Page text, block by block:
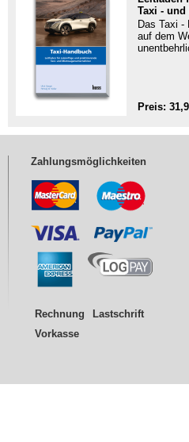
Taxi - und
Das Taxi -
auf dem
Preis:
Zahlungsmöglichkeiten
Rechnung
Lastschrift
Vorkasse